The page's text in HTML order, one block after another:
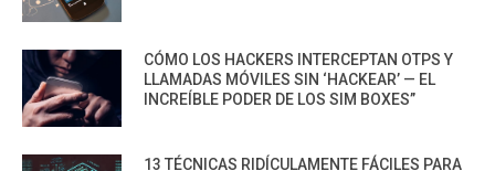
CÓMO LOS HACKERS INTERCEPTAN OTPS Y
LLAMADAS MÓVILES SIN ‘HACKEAR’ — EL
INCREÍBLE PODER DE LOS SIM BOXES”
13 TÉCNICAS RIDÍCULAMENTE FÁCILES PARA